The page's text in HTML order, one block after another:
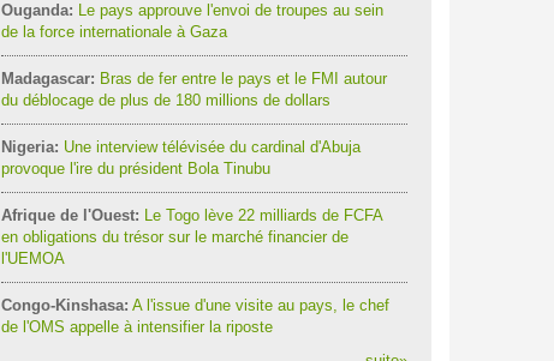
Ouganda: Le pays approuve l'envoi de troupes au sein
de la force internationale à Gaza
Madagascar: Bras de fer entre le pays et le FMI autour
du déblocage de plus de 180 millions de dollars
Nigeria: Une interview télévisée du cardinal d'Abuja
provoque l'ire du président Bola Tinubu
Afrique de l'Ouest: Le Togo lève 22 milliards de FCFA
en obligations du trésor sur le marché financier de
l'UEMOA
Congo-Kinshasa: A l'issue d'une visite au pays, le chef
de l'OMS appelle à intensifier la riposte